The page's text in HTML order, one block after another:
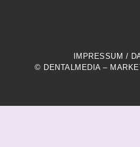
IMPRESSUM /
© DENTALMEDIA –